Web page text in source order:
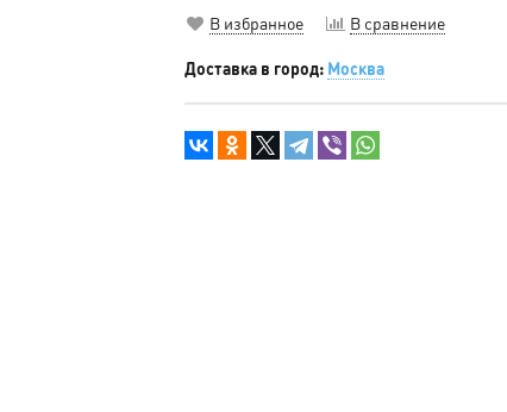
В избранное В сравнение
Доставка в город: Москва